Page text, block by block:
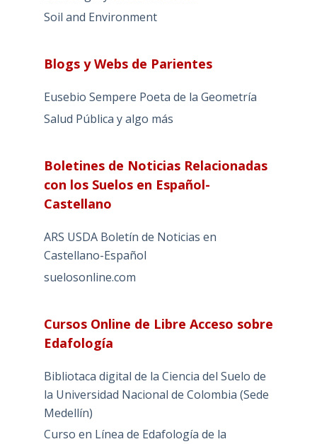
Soil and Environment
Blogs y Webs de Parientes
Eusebio Sempere Poeta de la Geometría
Salud Pública y algo más
Boletines de Noticias Relacionadas
con los Suelos en Español-
Castellano
ARS USDA Boletín de Noticias en
Castellano-Español
suelosonline.com
Cursos Online de Libre Acceso sobre
Edafología
Bibliotaca digital de la Ciencia del Suelo de
la Universidad Nacional de Colombia (Sede
Medellín)
Curso en Línea de Edafología de la